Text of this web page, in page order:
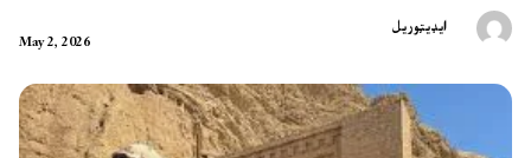
May 2, 2026
ایډیټوریل